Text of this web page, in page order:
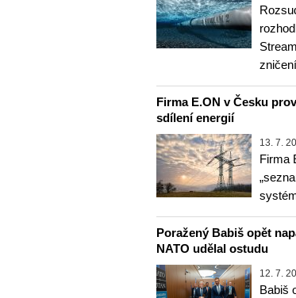
Firma E.ON v Česku
sdílení energií
13. 7.
Firma
Poražený Babiš opět
NATO udělal ostudu
12. 7.
Babiš